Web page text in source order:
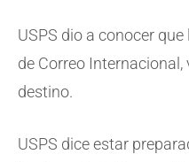
USPS dio a conocer
de Correo Internacional,
destino.
USPS dice estar